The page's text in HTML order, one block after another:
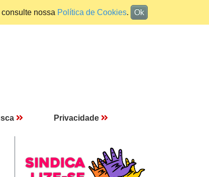
nossa Política de Cookies. Ok
Privacidade